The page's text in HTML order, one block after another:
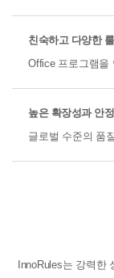
친숙하고 다양한
Office 프로그램을
높은 확장성과 안
글로벌 수준의 품
InnoRules는 강력한